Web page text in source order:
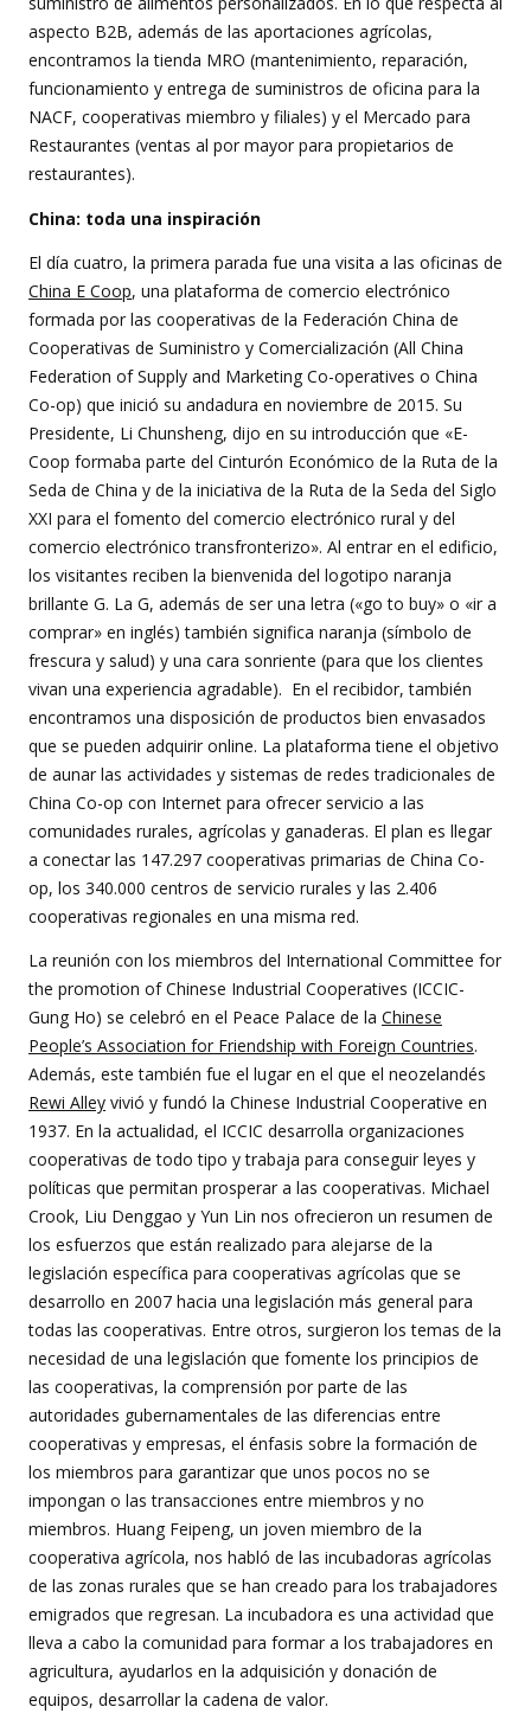
aspecto B2B, además de las aportaciones agrícolas,
encontramos la tienda MRO (mantenimiento, reparación,
funcionamiento y entrega de suministros de oficina para la
NACF, cooperativas miembro y filiales) y el Mercado para
Restaurantes (ventas al por mayor para propietarios de
restaurantes).
China: toda una inspiración
El día cuatro, la primera parada fue una visita a las oficinas de
China E Coop, una plataforma de comercio electrónico
formada por las cooperativas de la Federación China de
Cooperativas de Suministro y Comercialización (All China
Federation of Supply and Marketing Co-operatives o China
Co-op) que inició su andadura en noviembre de 2015. Su
Presidente, Li Chunsheng, dijo en su introducción que «E-
Coop formaba parte del Cinturón Económico de la Ruta de la
Seda de China y de la iniciativa de la Ruta de la Seda del Siglo
XXI para el fomento del comercio electrónico rural y del
comercio electrónico transfronterizo». Al entrar en el edificio,
los visitantes reciben la bienvenida del logotipo naranja
brillante G. La G, además de ser una letra («go to buy» o «ir a
comprar» en inglés) también significa naranja (símbolo de
frescura y salud) y una cara sonriente (para que los clientes
vivan una experiencia agradable). En el recibidor, también
encontramos una disposición de productos bien envasados
que se pueden adquirir online. La plataforma tiene el objetivo
de aunar las actividades y sistemas de redes tradicionales de
China Co-op con Internet para ofrecer servicio a las
comunidades rurales, agrícolas y ganaderas. El plan es llegar
a conectar las 147.297 cooperativas primarias de China Co-
op, los 340.000 centros de servicio rurales y las 2.406
cooperativas regionales en una misma red.
La reunión con los miembros del International Committee for
the promotion of Chinese Industrial Cooperatives (ICCIC-
Gung Ho) se celebró en el Peace Palace de la Chinese
People’s Association for Friendship with Foreign Countries.
Además, este también fue el lugar en el que el neozelandés
Rewi Alley vivió y fundó la Chinese Industrial Cooperative en
1937. En la actualidad, el ICCIC desarrolla organizaciones
cooperativas de todo tipo y trabaja para conseguir leyes y
políticas que permitan prosperar a las cooperativas. Michael
Crook, Liu Denggao y Yun Lin nos ofrecieron un resumen de
los esfuerzos que están realizado para alejarse de la
legislación específica para cooperativas agrícolas que se
desarrollo en 2007 hacia una legislación más general para
todas las cooperativas. Entre otros, surgieron los temas de la
necesidad de una legislación que fomente los principios de
las cooperativas, la comprensión por parte de las
autoridades gubernamentales de las diferencias entre
cooperativas y empresas, el énfasis sobre la formación de
los miembros para garantizar que unos pocos no se
impongan o las transacciones entre miembros y no
miembros. Huang Feipeng, un joven miembro de la
cooperativa agrícola, nos habló de las incubadoras agrícolas
de las zonas rurales que se han creado para los trabajadores
emigrados que regresan. La incubadora es una actividad que
lleva a cabo la comunidad para formar a los trabajadores en
agricultura, ayudarlos en la adquisición y donación de
equipos, desarrollar la cadena de valor.